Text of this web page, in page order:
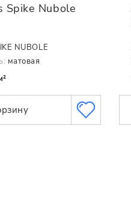
Spike Nubole
NUBOLE
матовая